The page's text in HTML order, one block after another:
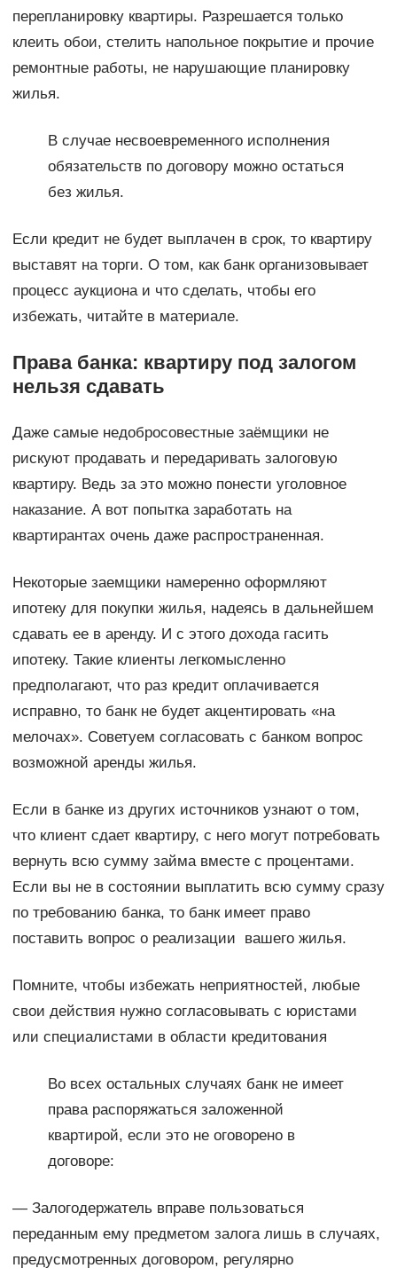
перепланировку квартиры. Разрешается только
клеить обои, стелить напольное покрытие и прочие
ремонтные работы, не нарушающие планировку
жилья.
В случае несвоевременного исполнения
обязательств по договору можно остаться
без жилья.
Если кредит не будет выплачен в срок, то квартиру
выставят на торги. О том, как банк организовывает
процесс аукциона и что сделать, чтобы его
избежать, читайте в материале.
Права банка: квартиру под залогом
нельзя сдавать
Даже самые недобросовестные заёмщики не
рискуют продавать и передаривать залоговую
квартиру. Ведь за это можно понести уголовное
наказание. А вот попытка заработать на
квартирантах очень даже распространенная.
Некоторые заемщики намеренно оформляют
ипотеку для покупки жилья, надеясь в дальнейшем
сдавать ее в аренду. И с этого дохода гасить
ипотеку. Такие клиенты легкомысленно
предполагают, что раз кредит оплачивается
исправно, то банк не будет акцентировать «на
мелочах». Советуем согласовать с банком вопрос
возможной аренды жилья.
Если в банке из других источников узнают о том,
что клиент сдает квартиру, с него могут потребовать
вернуть всю сумму займа вместе с процентами.
Если вы не в состоянии выплатить всю сумму сразу
по требованию банка, то банк имеет право
поставить вопрос о реализации вашего жилья.
Помните, чтобы избежать неприятностей, любые
свои действия нужно согласовывать с юристами
или специалистами в области кредитования
Во всех остальных случаях банк не имеет
права распоряжаться заложенной
квартирой, если это не оговорено в
договоре:
— Залогодержатель вправе пользоваться
переданным ему предметом залога лишь в случаях,
предусмотренных договором, регулярно